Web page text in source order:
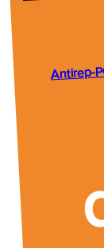
Antirep-